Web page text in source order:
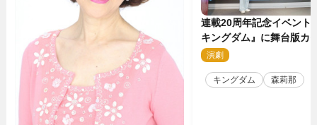
連載20周年記念イベント
キングダム』に舞台版カ
那が潜入！【密着レポー
演劇
キングダム 森莉那